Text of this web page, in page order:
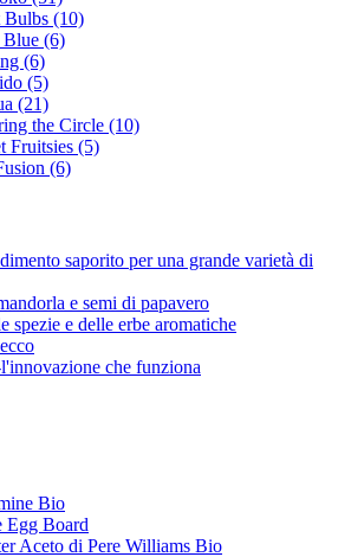
(10)
(6)
(6)
(5)
(21)
the Circle (10)
Fruitsies (5)
(6)
saporito per una grande varietà di
e semi di papavero
spezie e delle erbe aromatiche
che funziona
Bio
Egg Board
Aceto di Pere Williams Bio